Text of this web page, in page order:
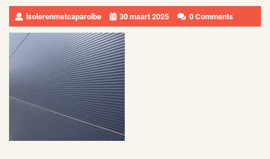
isolerenmetcaparolbe 30 maart 2025 0 Comments